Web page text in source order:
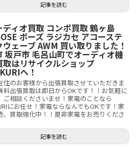
記事を読む
ディオ買取 コンポ買取 鶴ヶ島
ボーズ ラジカセ アコーステ
ウェーブ AWM 買い取りました！
坂戸市 毛呂山町でオーディオ機
取はリサイクルショップ
へ！
住のお客様から出張買取させていただきま
料出張買取は即日からOKです！！お気軽に
ご相談くださいませ！家電のことなら
にお任せ！家電ならなんでもOKです！家
、買取強化中！！是非家電をお売りくださ
記事を読む